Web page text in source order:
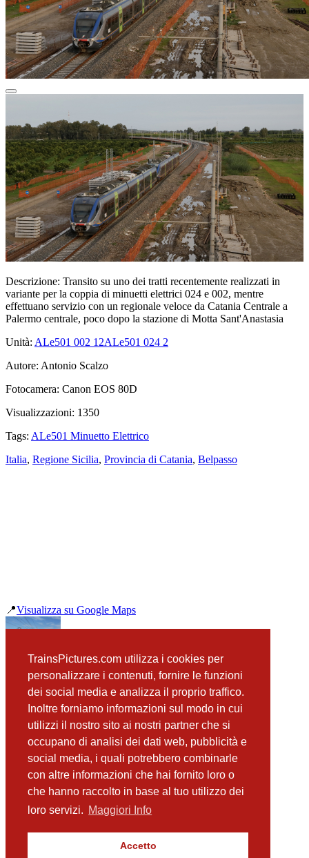
TrainsPictures.com utilizza i cookies per
personalizzare i contenuti, fornire le funzioni
dei social media e analizza il proprio traffico.
Inoltre forniamo informazioni sul modo in cui
utilizzi il nostro sito ai nostri partner che si
occupano di analisi dei dati web, pubblicità e
social media, i quali potrebbero combinarle
con altre informazioni che hai fornito loro o
che hanno raccolto in base al tuo utilizzo dei
loro servizi. Maggiori Info
Accetto
Descrizione: Transito su uno dei tratti recentemente realizzati in
variante per la coppia di minuetti elettrici 024 e 002, mentre
effettuano servizio con un regionale veloce da Catania Centrale a
Palermo centrale, poco dopo la stazione di Motta Sant'Anastasia
Unità: ALe501 002 12ALe501 024 2
Autore: Antonio Scalzo
Fotocamera: Canon EOS 80D
Visualizzazioni: 1350
Tags: ALe501 Minuetto Elettrico
Italia, Regione Sicilia, Provincia di Catania, Belpasso
📍Visualizza su Google Maps
precedente
E464 261 Carruba
successiva
E464 394 e 375 Catenanuova
📸 Fotografie scattate nei dintorniVedi tutte ➔
ALn501 Minuetto Diesel 074 Portiere Stella (CT)
(210 m)
ALn668 3034 Portiere Stella
Minuetto Diesel 067 Portiere Stella